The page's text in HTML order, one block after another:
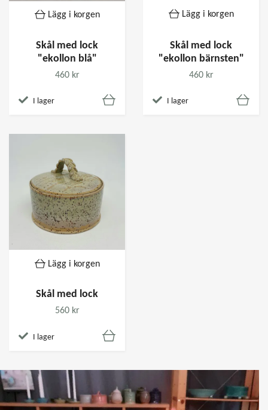
Lägg i korgen
Skål med lock
"ekollon blå"
460 kr
I lager
Lägg i korgen
Skål med lock
"ekollon bärnsten"
460 kr
I lager
Lägg i korgen
Skål med lock
560 kr
I lager